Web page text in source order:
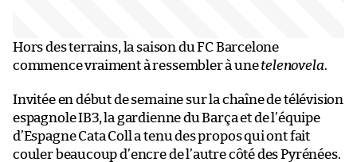
Hors des terrains, la saison du FC Barcelone
commence vraiment à ressembler à unetelenovela.
Invitée en début de semaine sur la chaîne de télévision
espagnole IB3, la gardienne du Barça et de l’équipe
d’Espagne Cata Coll a tenu des propos qui ont fait
couler beaucoup d’encre de l’autre côté des Pyrénées.